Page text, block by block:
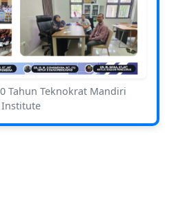
Tahun Teknokrat Mandiri
Institute